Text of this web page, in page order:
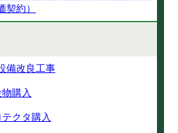
約）
備改良工事
購入
クタ購入